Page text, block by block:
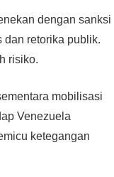
dengan sanksi
dan retorika publik.
risiko.
mobilisasi
Venezuela
ketegangan